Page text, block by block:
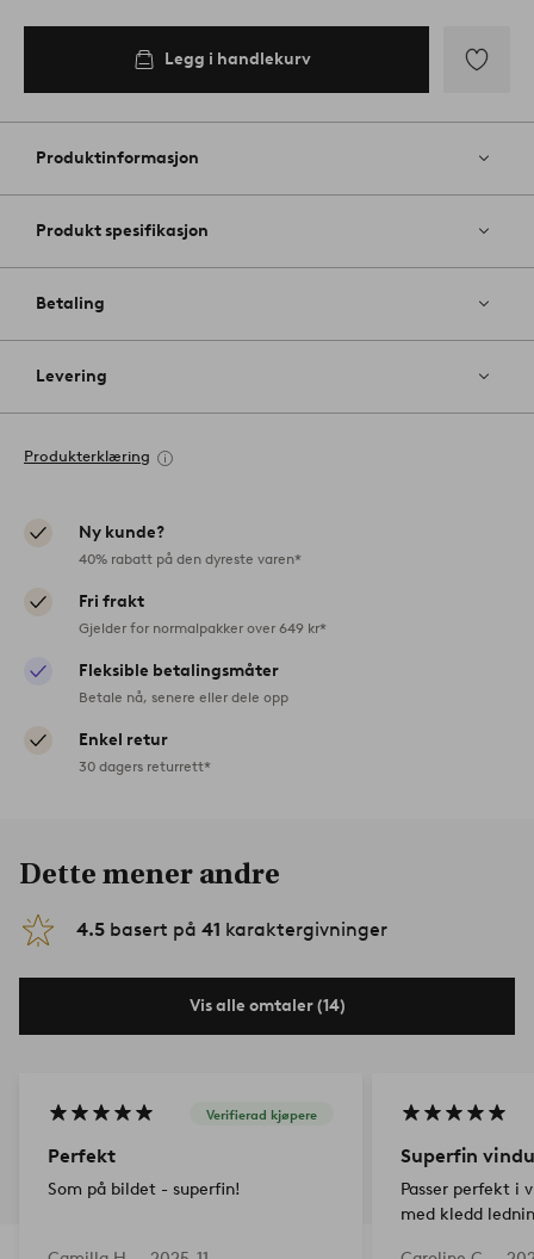
Legg i handlekurv
til
Produktinformasjon
Produkt spesifikasjon
Betaling
Levering
Produkterklæring
Ny kunde?
40% rabatt på den dyreste varen*
Fri frakt
Gjelder for normalpakker over 649 kr*
Fleksible betalingsmåter
Betale nå, senere eller dele opp
Enkel retur
30 dagers returrett*
Dette mener andre
4.5 basert på 41 karaktergivninger
Vis alle omtaler (14)
Verifierad kjøpere
Perfekt
Som på bildet - superfin!
Superfin
Passer perfekt i
med kledd